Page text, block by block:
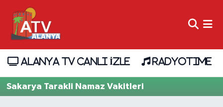
ALANYA TV CANLI İZLE RADYOTIME
Sakarya Tarakli Namaz Vakitleri